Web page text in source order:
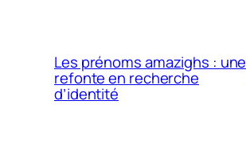
Les prénoms amazighs : une
refonte en recherche
d’identité